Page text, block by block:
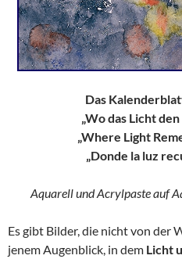
Das
„Wo das Licht
„Where Light
„Donde la luz
Aquarell und Acrylpaste auf
Es gibt Bilder, die nicht von der
jenem Augenblick, in dem Licht